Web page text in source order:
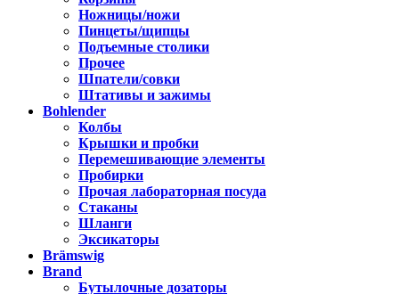
Ножницы/ножи
Пинцеты/щипцы
Подъемные столики
Прочее
Шпатели/совки
Штативы и зажимы
Bohlender
Колбы
Крышки и пробки
Перемешивающие элементы
Пробирки
Прочая лабораторная посуда
Стаканы
Шланги
Эксикаторы
Brämswig
Brand
Бутылочные дозаторы